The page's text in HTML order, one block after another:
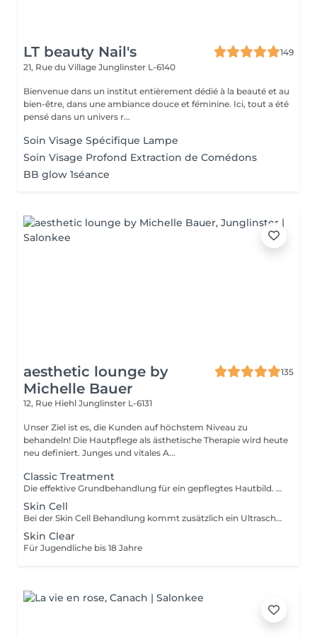
LT beauty Nail's
149
21, Rue du Village Junglinster L-6140
Bienvenue dans un institut entièrement dédié à la beauté et au
bien-être, dans une ambiance douce et féminine. Ici, tout a été
pensé dans un univers r...
Soin Visage Spécifique Lampe
Soin Visage Profond Extraction de Comédons
BB glow 1séance
aesthetic lounge by
Michelle Bauer
135
12, Rue Hiehl Junglinster L-6131
Unser Ziel ist es, die Kunden auf höchstem Niveau zu
behandeln! Die Hautpflege als ästhetische Therapie wird heute
neu definiert. Junges und vitales A...
Classic Treatment
Die effektive Grundbehandlung für ein gepflegtes Hautbild. Diese Behandlung wird hauptsächlich mit Produkten durchgeführt.Classic Treatment ist eine Behandlung die die Funktionen der Haut wieder aufbaut, die Haut stabilisiert und der trockenen Haut neue Geschmeidigkeit und Vitalität verleiht.
Skin Cell
Bei der Skin Cell Behandlung kommt zusätzlich ein Ultraschallgerät zum Einsatz. Das Ultraschallgerät dient als Wirkungsverstärker für eine Reihe von Produkten. Durch den Einsatz von Ultraschalltechnik werden die Wirkstoffe in ihrer molekularen Struktur verkleinert, wodurch sie tiefer in die Haut vordringen und dort ihre volle Wirkung entfalten können. Hierbei wird die Regeneration der Haut stimuliert. Für eine schöne, strahlende und straffe Haut.
Skin Clear
Für Jugendliche bis 18 Jahre